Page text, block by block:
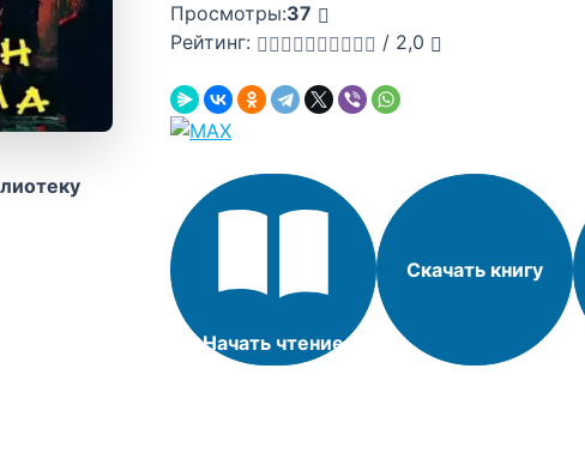
Просмотры:37
Рейтинг:
/ 2,0
Начать чтение
Скачать книгу